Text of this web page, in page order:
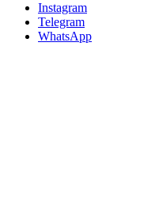
Instagram
Telegram
WhatsApp